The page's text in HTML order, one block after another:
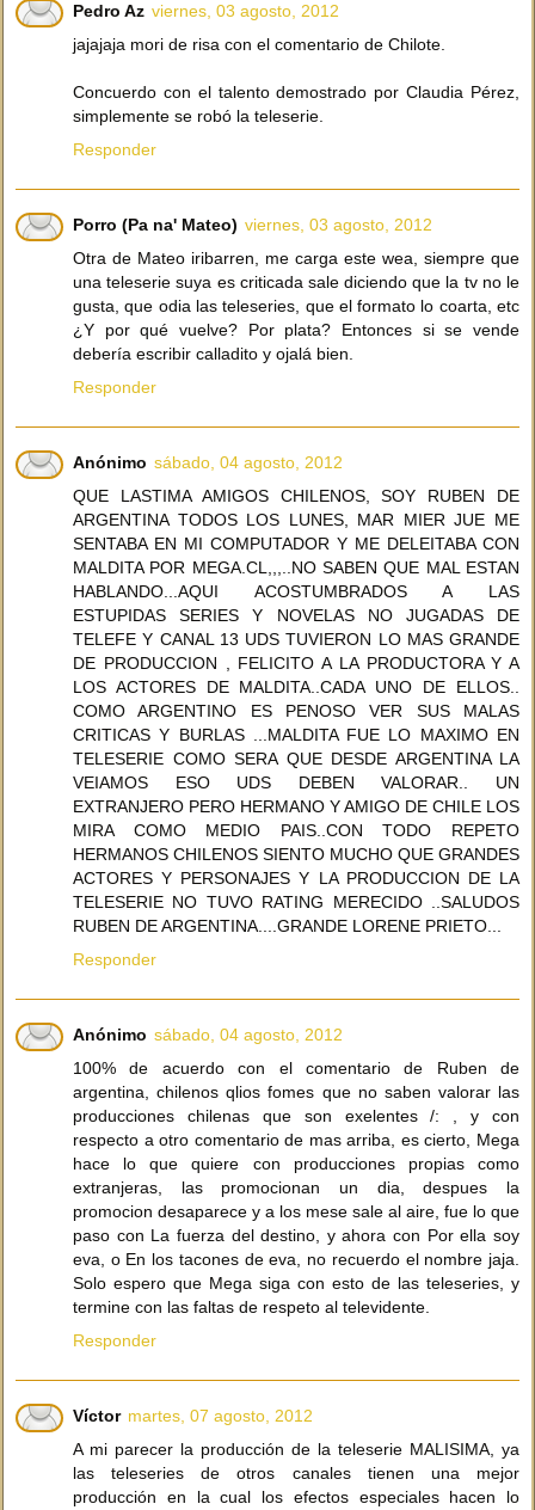
Pedro Az viernes, 03 agosto, 2012
jajajaja mori de risa con el comentario de Chilote.
Concuerdo con el talento demostrado por Claudia Pérez,
simplemente se robó la teleserie.
Responder
Porro (Pa na' Mateo) viernes, 03 agosto, 2012
Otra de Mateo iribarren, me carga este wea, siempre que
una teleserie suya es criticada sale diciendo que la tv no le
gusta, que odia las teleseries, que el formato lo coarta, etc
¿Y por qué vuelve? Por plata? Entonces si se vende
debería escribir calladito y ojalá bien.
Responder
Anónimo sábado, 04 agosto, 2012
QUE LASTIMA AMIGOS CHILENOS, SOY RUBEN DE
ARGENTINA TODOS LOS LUNES, MAR MIER JUE ME
SENTABA EN MI COMPUTADOR Y ME DELEITABA CON
MALDITA POR MEGA.CL,,,..NO SABEN QUE MAL ESTAN
HABLANDO...AQUI ACOSTUMBRADOS A LAS
ESTUPIDAS SERIES Y NOVELAS NO JUGADAS DE
TELEFE Y CANAL 13 UDS TUVIERON LO MAS GRANDE
DE PRODUCCION , FELICITO A LA PRODUCTORA Y A
LOS ACTORES DE MALDITA..CADA UNO DE ELLOS..
COMO ARGENTINO ES PENOSO VER SUS MALAS
CRITICAS Y BURLAS ...MALDITA FUE LO MAXIMO EN
TELESERIE COMO SERA QUE DESDE ARGENTINA LA
VEIAMOS ESO UDS DEBEN VALORAR.. UN
EXTRANJERO PERO HERMANO Y AMIGO DE CHILE LOS
MIRA COMO MEDIO PAIS..CON TODO REPETO
HERMANOS CHILENOS SIENTO MUCHO QUE GRANDES
ACTORES Y PERSONAJES Y LA PRODUCCION DE LA
TELESERIE NO TUVO RATING MERECIDO ..SALUDOS
RUBEN DE ARGENTINA....GRANDE LORENE PRIETO...
Responder
Anónimo sábado, 04 agosto, 2012
100% de acuerdo con el comentario de Ruben de
argentina, chilenos qlios fomes que no saben valorar las
producciones chilenas que son exelentes /: , y con
respecto a otro comentario de mas arriba, es cierto, Mega
hace lo que quiere con producciones propias como
extranjeras, las promocionan un dia, despues la
promocion desaparece y a los mese sale al aire, fue lo que
paso con La fuerza del destino, y ahora con Por ella soy
eva, o En los tacones de eva, no recuerdo el nombre jaja.
Solo espero que Mega siga con esto de las teleseries, y
termine con las faltas de respeto al televidente.
Responder
Víctor martes, 07 agosto, 2012
A mi parecer la producción de la teleserie MALISIMA, ya
las teleseries de otros canales tienen una mejor
producción en la cual los efectos especiales hacen lo